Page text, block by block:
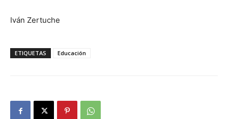
Iván Zertuche
ETIQUETAS Educación